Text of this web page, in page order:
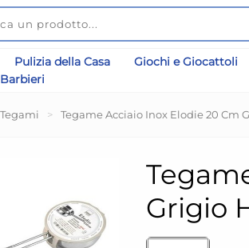
Pulizia della Casa Giochi e Giocattoli
Tegami > Tegame Acciaio Inox Elodie 20 Cm
Grigio